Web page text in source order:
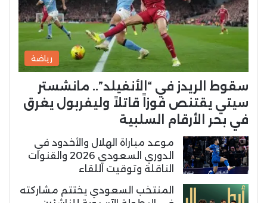
رياضة
سقوط الريدز في “الأنفيلد”.. مانشستر
سيتي يقتنص فوزاً قاتلاً وليفربول يغرق
في بحر الأرقام السلبية
موعد مباراة الهلال والأخدود في
الدوري السعودي 2026 والقنوات
الناقلة وتوقيت اللقاء
المنتخب السعودي يختتم مشاركته